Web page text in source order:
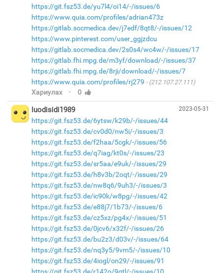
https://git.fsz53.de/yu7l4/oi14/-/issues/6
https://www.quia.com/profiles/adrian473z
https://gitlab.socmedica.dev/j7edf/8qt8/-/issues/12
https://www.pinterest.com/user_ggjzdcu
https://gitlab.socmedica.dev/2s0s4/wc4w/-/issues/17
https://gitlab.fhi.mpg.de/m3yf/download/-/issues/37
https://gitlab.fhi.mpg.de/8rji/download/-/issues/7
https://www.quia.com/profiles/rj279
(212.107.27.111)
Хариулах · 0
2023-05-31
luodisidi1989
https://git.fsz53.de/6ytsw/k29b/-/issues/44
https://git.fsz53.de/cv0d0/nw5i/-/issues/3
https://git.fsz53.de/f2haa/5cgk/-/issues/56
https://git.fsz53.de/q7iag/kt0s/-/issues/23
https://git.fsz53.de/sr5aa/e9uk/-/issues/29
https://git.fsz53.de/h8v3b/2oqt/-/issues/29
https://git.fsz53.de/nw8q6/9uh3/-/issues/3
https://git.fsz53.de/ic90k/w8pg/-/issues/42
https://git.fsz53.de/e88j7/1b73/-/issues/6
https://git.fsz53.de/cz5xz/pg4x/-/issues/51
https://git.fsz53.de/0jcv6/x32f/-/issues/26
https://git.fsz53.de/bu2z3/d03v/-/issues/64
https://git.fsz53.de/nq3y5/9vm5/-/issues/10
https://git.fsz53.de/4iogl/on29/-/issues/91